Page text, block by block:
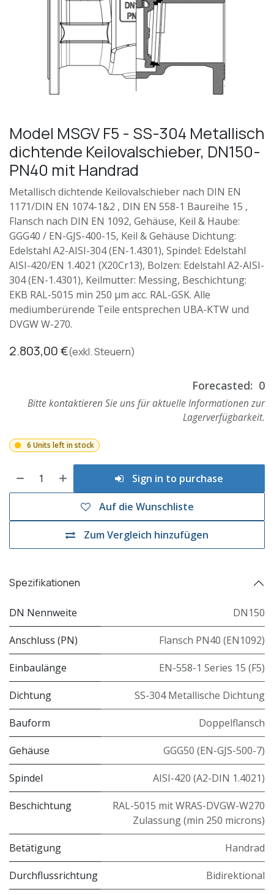
Model MSGV F5 - SS-304 Metallisch
dichtende Keilovalschieber, DN150-
PN40 mit Handrad
Metallisch dichtende Keilovalschieber nach DIN EN
1171/DIN EN 1074-1&2 , DIN EN 558-1 Baureihe 15 ,
Flansch nach DIN EN 1092, Gehäuse, Keil & Haube:
GGG40 / EN-GJS-400-15, Keil & Gehäuse Dichtung:
Edelstahl A2-AISI-304 (EN-1.4301), Spindel: Edelstahl
AISI-420/EN 1.4021 (X20Cr13), Bolzen: Edelstahl A2-AISI-
304 (EN-1.4301), Keilmutter: Messing, Beschichtung:
EKB RAL-5015 min 250 µm acc. RAL-GSK. Alle
mediumberürende Teile entsprechen UBA-KTW und
DVGW W-270.
2.803,00€(exkl. Steuern)
Forecasted: 0
Bitte kontaktieren Sie uns für aktuelle Informationen zur
Lagerverfügbarkeit.
6 Units left in stock
Sign in to purchase
Zum Vergleich hinzufügen
Auf die Wunschliste
Spezifikationen
DN Nennweite DN150
Anschluss (PN) Flansch PN40 (EN1092)
Einbaulänge EN-558-1 Series 15 (F5)
Dichtung SS-304 Metallische Dichtung
Bauform Doppelflansch
Gehäuse GGG50 (EN-GJS-500-7)
Spindel AISI-420 (A2-DIN 1.4021)
Beschichtung
RAL-5015 mit WRAS-DVGW-W270
Zulassung (min 250 microns)
Betätigung Handrad
Durchflussrichtung Bidirektional